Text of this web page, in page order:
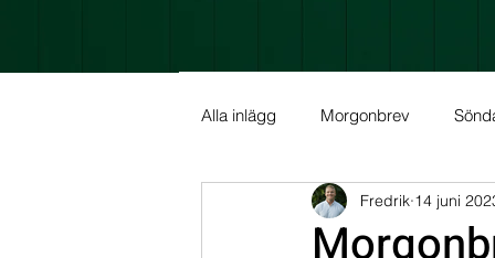
Alla inlägg Morgonbrev
Allmän info Fundamental
Fredrik 14 juni